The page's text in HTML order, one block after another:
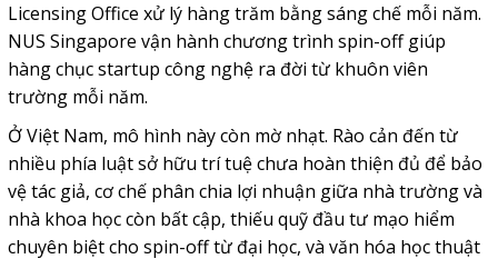
Licensing Office xử lý hàng trăm bằng sáng chế mỗi năm.
NUS Singapore vận hành chương trình spin-off giúp
hàng chục startup công nghệ ra đời từ khuôn viên
trường mỗi năm.
Ở Việt Nam, mô hình này còn mờ nhạt. Rào cản đến từ
nhiều phía luật sở hữu trí tuệ chưa hoàn thiện đủ để bảo
vệ tác giả, cơ chế phân chia lợi nhuận giữa nhà trường và
nhà khoa học còn bất cập, thiếu quỹ đầu tư mạo hiểm
chuyên biệt cho spin-off từ đại học, và văn hóa học thuật